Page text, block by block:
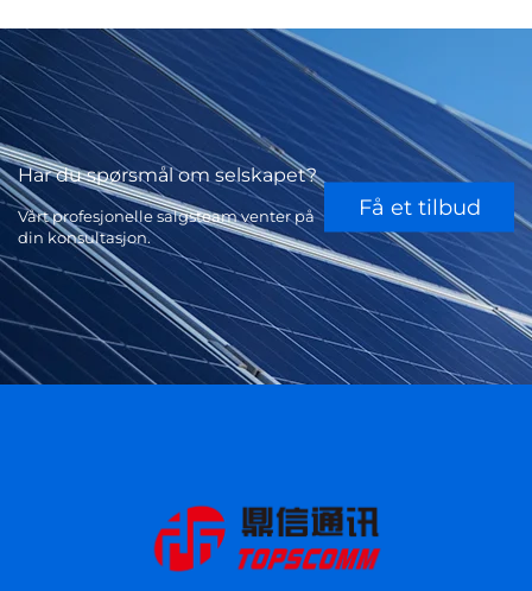
Har du spørsmål om selskapet?
Vårt profesjonelle salgsteam venter på
din konsultasjon.
Få et tilbud